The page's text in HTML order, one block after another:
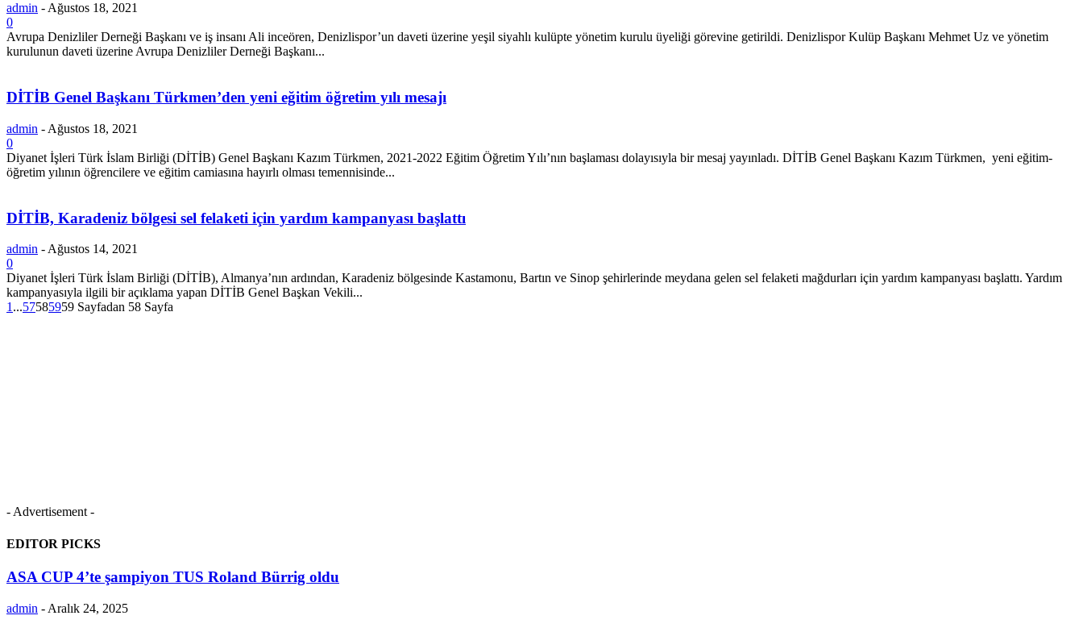
admin - Ağustos 18, 2021
0
Avrupa Denizliler Derneği Başkanı ve iş insanı Ali inceören, Denizlispor’un daveti üzerine yeşil siyahlı kulüpte yönetim kurulu üyeliği görevine getirildi. Denizlispor Kulüp Başkanı Mehmet Uz ve yönetim
kurulunun daveti üzerine Avrupa Denizliler Derneği Başkanı...
DİTİB Genel Başkanı Türkmen’den yeni eğitim öğretim yılı mesajı
admin - Ağustos 18, 2021
0
Diyanet İşleri Türk İslam Birliği (DİTİB) Genel Başkanı Kazım Türkmen, 2021-2022 Eğitim Öğretim Yılı’nın başlaması dolayısıyla bir mesaj yayınladı. DİTİB Genel Başkanı Kazım Türkmen, yeni eğitim-
öğretim yılının öğrencilere ve eğitim camiasına hayırlı olması temennisinde...
DİTİB, Karadeniz bölgesi sel felaketi için yardım kampanyası başlattı
admin - Ağustos 14, 2021
0
Diyanet İşleri Türk İslam Birliği (DİTİB), Almanya’nın ardından, Karadeniz bölgesinde Kastamonu, Bartın ve Sinop şehirlerinde meydana gelen sel felaketi mağdurları için yardım kampanyası başlattı. Yardım
kampanyasıyla ilgili bir açıklama yapan DİTİB Genel Başkan Vekili...
1 ...57585959 Sayfadan 58 Sayfa
- Advertisement -
EDITOR PICKS
ASA CUP 4’te şampiyon TUS Roland Bürrig oldu
admin - Aralık 24, 2025